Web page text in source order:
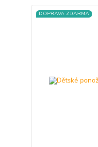
DOPRAVA ZDARMA